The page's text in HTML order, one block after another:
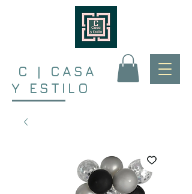
C | CASA
Y ESTILO